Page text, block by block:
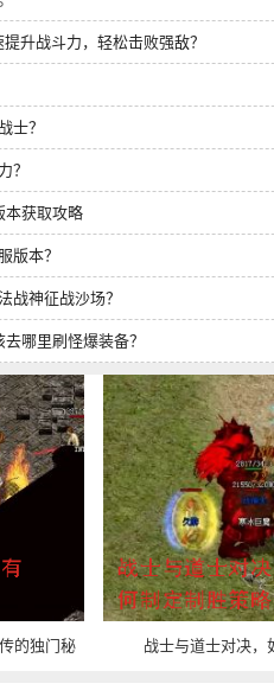
升战斗力，轻松击败强敌？
士？
？
本获取攻略
版本？
战神征战沙场？
哪里刷怪爆装备？
的独门秘
战士与道士对决，